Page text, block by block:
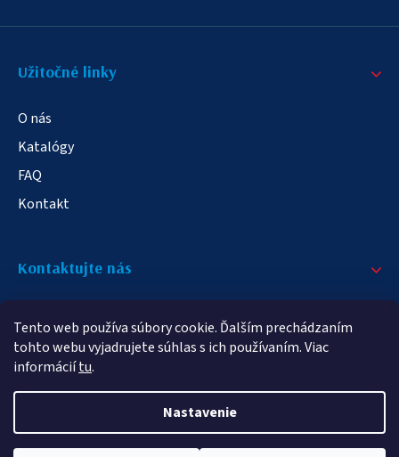
Tento web používa súbory cookie. Ďalším prechádzaním
tohto webu vyjadrujete súhlas s ich používaním. Viac
informáciítu.
Nastavenie
Užitočné linky
O nás
Katalógy
FAQ
Kontakt
Kontaktujte nás
info@elampa.sk
elampy.sk. Všetky práva vyhradené.